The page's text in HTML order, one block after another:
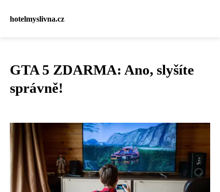
hotelmyslivna.cz
GTA 5 ZDARMA: Ano, slyšíte
správně!